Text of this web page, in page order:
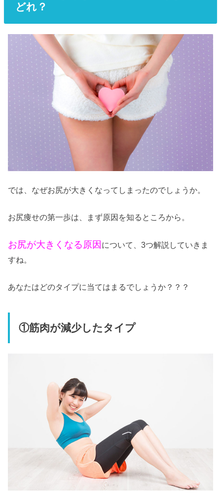
どれ？
では、なぜお尻が大きくなってしまったのでしょうか。
お尻痩せの第一歩は、まず原因を知るところから。
お尻が大きくなる原因 について、3つ解説していきま
すね。
あなたはどのタイプに当てはまるでしょうか？？？
①筋肉が減少したタイプ